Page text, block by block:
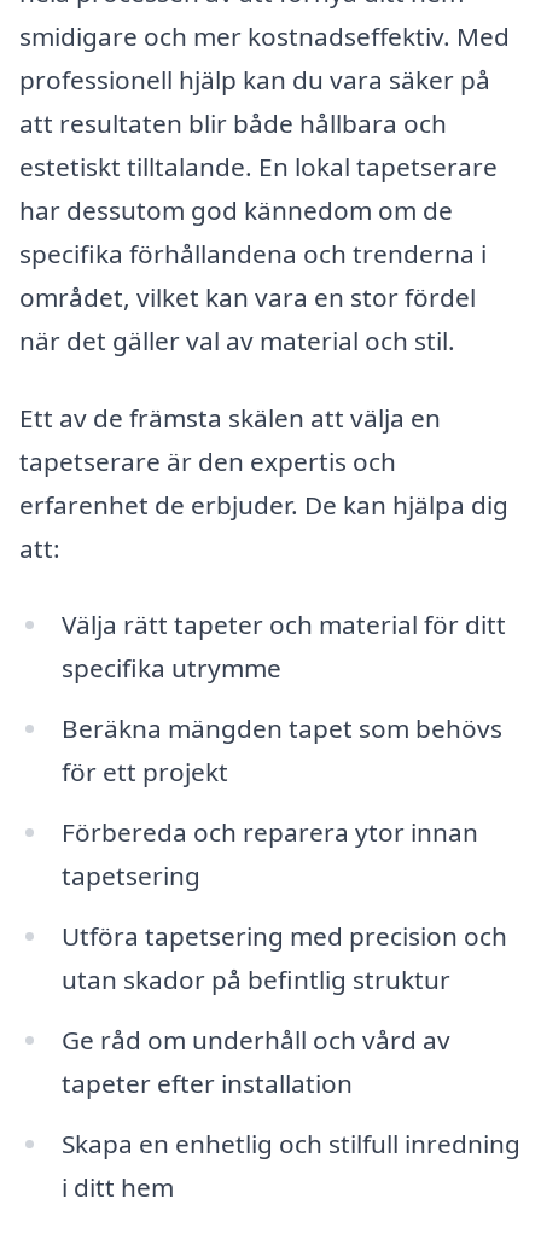
smidigare och mer kostnadseffektiv. Med
professionell hjälp kan du vara säker på
att resultaten blir både hållbara och
estetiskt tilltalande. En lokal tapetserare
har dessutom god kännedom om de
specifika förhållandena och trenderna i
området, vilket kan vara en stor fördel
när det gäller val av material och stil.
Ett av de främsta skälen att välja en
tapetserare är den expertis och
erfarenhet de erbjuder. De kan hjälpa dig
att:
Välja rätt tapeter och material för ditt
specifika utrymme
Beräkna mängden tapet som behövs
för ett projekt
Förbereda och reparera ytor innan
tapetsering
Utföra tapetsering med precision och
utan skador på befintlig struktur
Ge råd om underhåll och vård av
tapeter efter installation
Skapa en enhetlig och stilfull inredning
i ditt hem